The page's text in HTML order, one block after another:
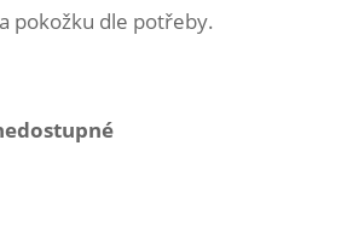
pokožku dle potřeby.